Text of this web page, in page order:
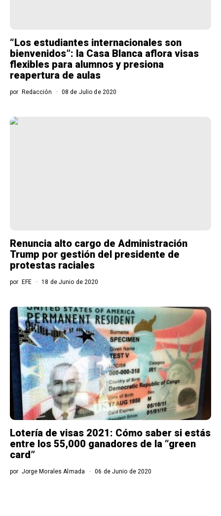
“Los estudiantes internacionales son
bienvenidos”: la Casa Blanca aflora visas
flexibles para alumnos y presiona
reapertura de aulas
por Redacción 08 de Julio de 2020
Renuncia alto cargo de Administración
Trump por gestión del presidente de
protestas raciales
por EFE 18 de Junio de 2020
Lotería de visas 2021: Cómo saber si estás
entre los 55,000 ganadores de la “green
card”
por Jorge Morales Almada 06 de Junio de 2020